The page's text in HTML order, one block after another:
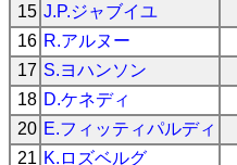
15 J.P.ジャブイユ
16 R.アルヌー
17 S.ヨハンソン
18 D.ケネディ
20 E.フィッティパルディ
21 K.ロズベルグ